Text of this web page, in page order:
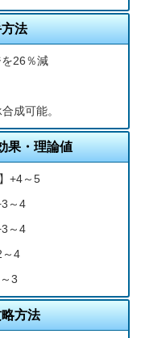
法
26％減
成可能。
果・理論値
+4～5
～4
～4
～4
3
方法